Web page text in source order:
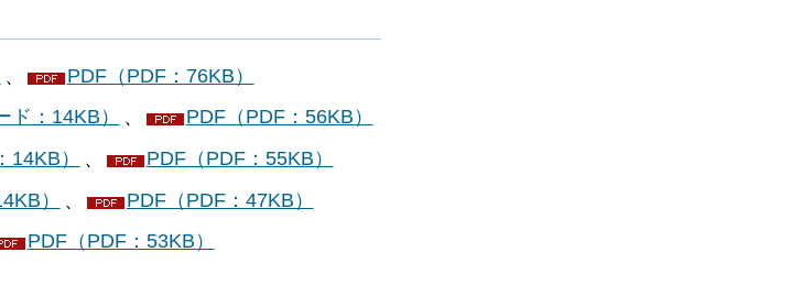
、
PDF（PDF：76KB）
：14KB） 、
PDF（PDF：56KB）
） 、
PDF（PDF：55KB）
） 、
PDF（PDF：47KB）
PDF（PDF：53KB）